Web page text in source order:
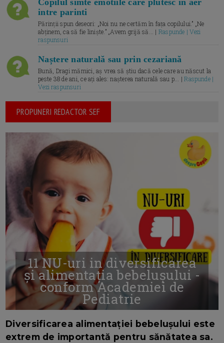
Copilul simte emotiile care plutesc in aer
intre parinti
Părinții spun deseori: „Noi nu ne certăm în fața copilului.” „Ne
abținem, ca să fie liniște.” „Avem grijă să... | Raspunde | Vezi
raspunsuri
Naștere naturală sau prin cezariană
Bună, Dragi mămici, aș vrea să știu dacă cele care au născut la
peste 38 de ani, ce ați ales: nașterea naturală sau p... |Raspunde |
Vezi raspunsuri
PROPUNERI REDACTOR SEF
11 NU-uri in diversificarea
și alimentația bebelușului -
conform Academiei de
Pediatrie
Diversificarea alimentației bebelușului este
extrem de importantă pentru sănătatea sa.